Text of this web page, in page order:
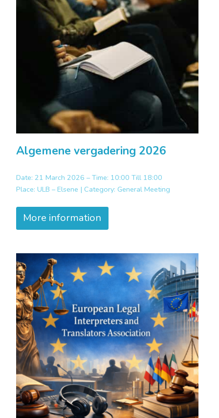
Algemene vergadering 2026
Date: 21 March 2026 – Time: 10:00 Till 18:00
Place: ULB – Elsene | Category: General Meeting
More information